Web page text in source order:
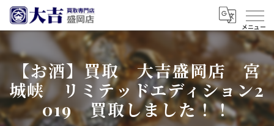
【お酒】買取 大吉盛岡店 宮
城峡 リミテッドエディション2
019 買取しました！！